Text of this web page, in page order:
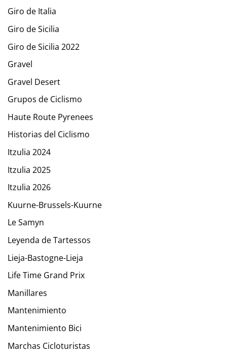
Giro de Italia
Giro de Sicilia
Giro de Sicilia 2022
Gravel
Gravel Desert
Grupos de Ciclismo
Haute Route Pyrenees
Historias del Ciclismo
Itzulia 2024
Itzulia 2025
Itzulia 2026
Kuurne-Brussels-Kuurne
Le Samyn
Leyenda de Tartessos
Lieja-Bastogne-Lieja
Life Time Grand Prix
Manillares
Mantenimiento
Mantenimiento Bici
Marchas Cicloturistas